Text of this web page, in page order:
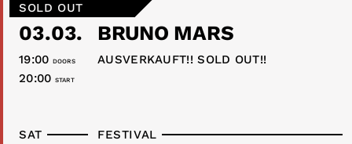
SOLD OUT
03.03.
DOORS
19:00
START
20:00
BRUNO MARS
AUSVERKAUFT!! SOLD OUT!!
SAT FESTIVAL